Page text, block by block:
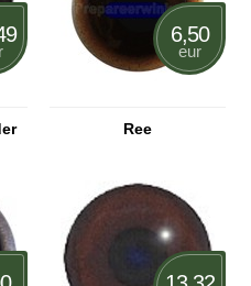
6,50
eur
Ree